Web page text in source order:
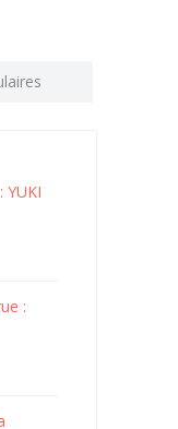
YUKI
: